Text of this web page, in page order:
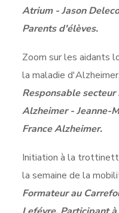
Atrium - Jason
Parents d'élèves.
Zoom sur les aidants
la maladie d'Alzheimer.
Responsable
Alzheimer - Jeanne-
France Alzheimer.
Initiation à la
la semaine de la
Formateur au